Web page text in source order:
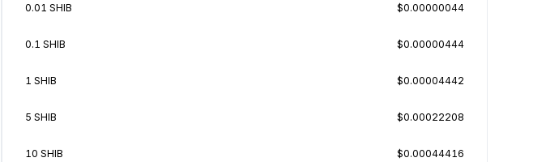
0.01 SHIB $0.00000044
0.1 SHIB $0.00000444
1 SHIB $0.00004442
5 SHIB $0.00022208
10 SHIB $0.00044416